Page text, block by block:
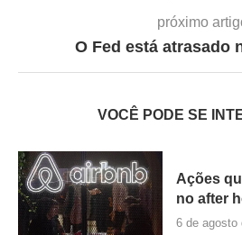
próximo
O Fed está atrasado
VOCÊ PODE SE
Ações
no after
6 de agosto